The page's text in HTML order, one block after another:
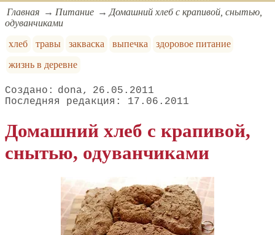
Главная Питание
Домашний хлеб с крапивой, снытью,
одуванчиками
хлеб
травы закваска выпечка
здоровое питание
жизнь в деревне
dona
26.05.2011
17.06.2011
Домашний хлеб с крапивой,
снытью, одуванчиками